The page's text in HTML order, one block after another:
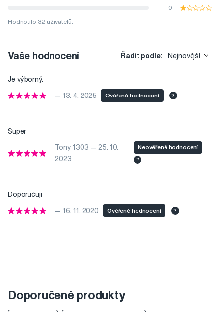
0
Hodnotilo 32 uživatelů.
Vaše hodnocení Řadit podle: Nejnovější
Je výborný.
— 13. 4. 2025 Ověřené hodnocení ?
Super
Tony 1303 — 25. 10.
2023
Neověřené hodnocení
?
Doporučuji
— 16. 11. 2020 Ověřené hodnocení ?
Doporučené produkty